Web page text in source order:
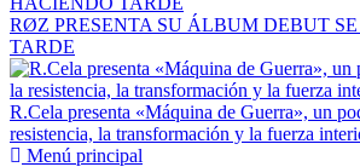
RØZ PRESENTA SU ÁLBUM DEBUT
TARDE
R.Cela presenta «Máquina de Guerra», un
resistencia, la transformación y la fuerza
Menú principal